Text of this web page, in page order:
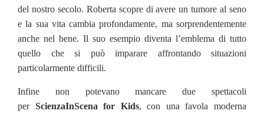
del nostro secolo. Roberta scopre di avere un tumore al seno
e la sua vita cambia profondamente, ma sorprendentemente
anche nel bene. Il suo esempio diventa l’emblema di tutto
quello che si può imparare affrontando situazioni
particolarmente difficili.
Infine non potevano mancare due spettacoli
per ScienzaInScena for Kids, con una favola moderna